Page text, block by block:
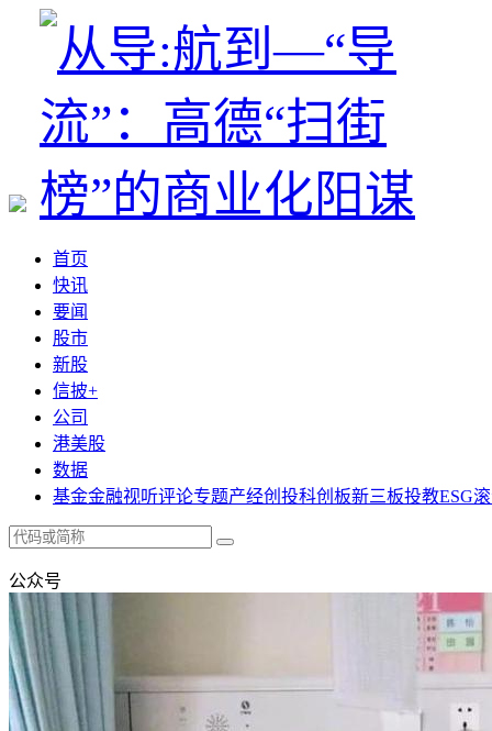
首页
快讯
要闻
股市
新股
信披+
公司
港美股
数据
基金金融视听评论专题产经创投科创板新三板投教ESG
公众号